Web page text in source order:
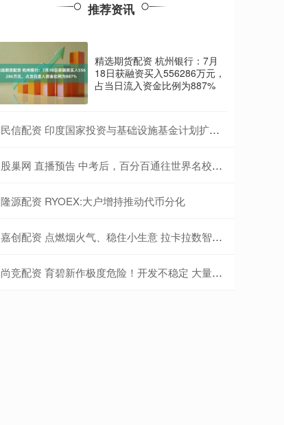
推荐资讯
精选期货配资 杭州银行：7月
18日获融资买入556286万元，
占当日流入资金比例为887%
​民信配资 印度国家投资与基础设施基金计划扩大资产规模至100亿美元
​股巢网 直播预告 中考后，百分百通往世界名校的升学思路！宁波家长务必收看！_赛道_规划_孩子
​隆源配资 RYOEX:大户增持推动代币分化
​嘉创配资 点燃烟火气、稳住小生意 拉卡拉数智化服务助力夜经济高效繁荣
​尚竞配资 育碧新作极度危险！开发不稳定 大量情报曝光